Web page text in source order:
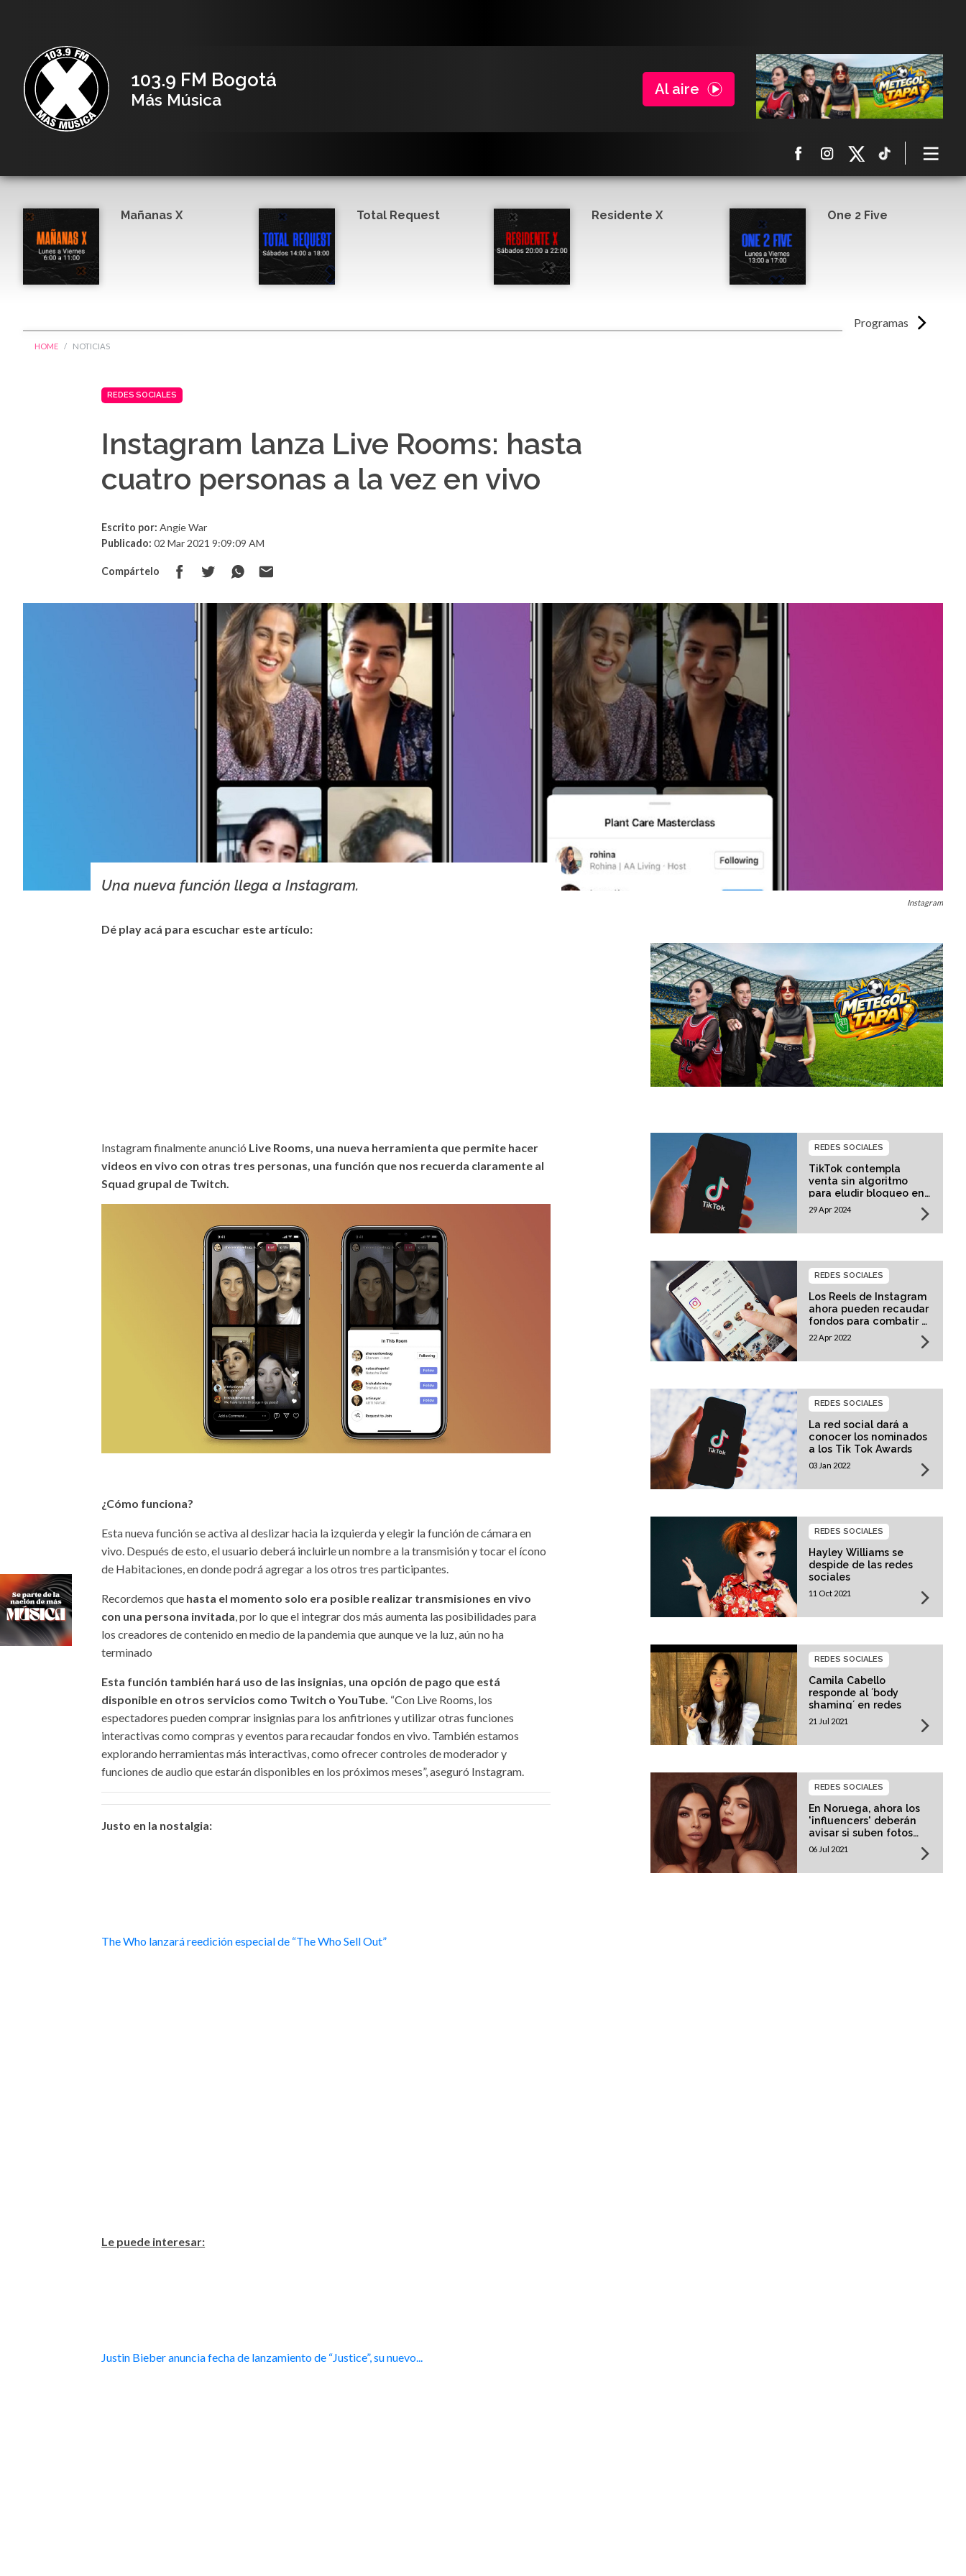
103.9 FM Bogotá
Más Música
Al aire
Programas
Mañanas X Total Request Residente X One 2 Five
HOME NOTICIAS
REDES SOCIALES
Instagram lanza Live Rooms: hasta
cuatro personas a la vez en vivo
Escrito por: Angie War
Publicado: 02 Mar 2021 9:09:09 AM
Compártelo
Instagram
Una nueva función llega a Instagram.
Dé play acá para escuchar este artículo:
Instagram finalmente anunció Live Rooms, una nueva herramienta que permite hacer
videos en vivo con otras tres personas, una función que nos recuerda claramente al
Squad grupal de Twitch.
¿Cómo funciona?
Esta nueva función se activa al deslizar hacia la izquierda y elegir la función de cámara en
vivo. Después de esto, el usuario deberá incluirle un nombre a la transmisión y tocar el ícono
de Habitaciones, en donde podrá agregar a los otros tres participantes.
Recordemos que hasta el momento solo era posible realizar transmisiones en vivo
con una persona invitada, por lo que el integrar dos más aumenta las posibilidades para
los creadores de contenido en medio de la pandemia que aunque ve la luz, aún no ha
terminado
Esta función también hará uso de las insignias, una opción de pago que está
disponible en otros servicios como Twitch o YouTube. “Con Live Rooms, los
espectadores pueden comprar insignias para los anfitriones y utilizar otras funciones
interactivas como compras y eventos para recaudar fondos en vivo. También estamos
explorando herramientas más interactivas, como ofrecer controles de moderador y
funciones de audio que estarán disponibles en los próximos meses”, aseguró Instagram.
Justo en la nostalgia:
The Who lanzará reedición especial de “The Who Sell Out”
Le puede interesar:
Justin Bieber anuncia fecha de lanzamiento de “Justice”, su nuevo...
TikTok contempla
venta sin algoritmo
para eludir bloqueo en
EE. UU.
REDES SOCIALES
29 Apr 2024
Los Reels de Instagram
ahora pueden recaudar
fondos para combatir el
cambio climático
REDES SOCIALES
22 Apr 2022
La red social dará a
conocer los nominados
a los Tik Tok Awards
REDES SOCIALES
03 Jan 2022
Hayley Williams se
despide de las redes
sociales
REDES SOCIALES
11 Oct 2021
Camila Cabello
responde al ´body
shaming´ en redes
REDES SOCIALES
21 Jul 2021
En Noruega, ahora los
'influencers' deberán
avisar si suben fotos
retocadas
REDES SOCIALES
06 Jul 2021